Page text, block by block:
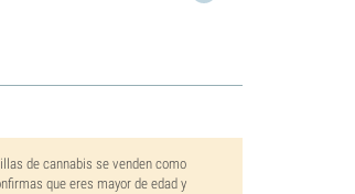
de cannabis se venden como
que eres mayor de edad y